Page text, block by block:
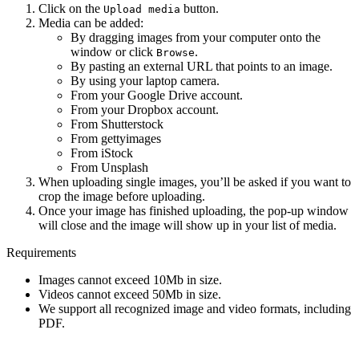
Click on the Upload media button.
Media can be added:
By dragging images from your computer onto the
window or click Browse.
By pasting an external URL that points to an image.
By using your laptop camera.
From your Google Drive account.
From your Dropbox account.
From Shutterstock
From gettyimages
From iStock
From Unsplash
When uploading single images, you’ll be asked if you want to
crop the image before uploading.
Once your image has finished uploading, the pop-up window
will close and the image will show up in your list of media.
Requirements
Images cannot exceed 10Mb in size.
Videos cannot exceed 50Mb in size.
We support all recognized image and video formats, including
PDF.